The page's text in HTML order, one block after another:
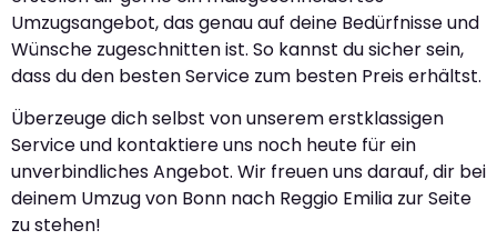
Umzugsangebot, das genau auf deine Bedürfnisse und
Wünsche zugeschnitten ist. So kannst du sicher sein,
dass du den besten Service zum besten Preis erhältst.
Überzeuge dich selbst von unserem erstklassigen
Service und kontaktiere uns noch heute für ein
unverbindliches Angebot. Wir freuen uns darauf, dir bei
deinem Umzug von Bonn nach Reggio Emilia zur Seite
zu stehen!